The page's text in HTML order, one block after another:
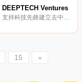
DEEPTECH Ventures
支持科技先鋒建立去中心化的市場。
15 »